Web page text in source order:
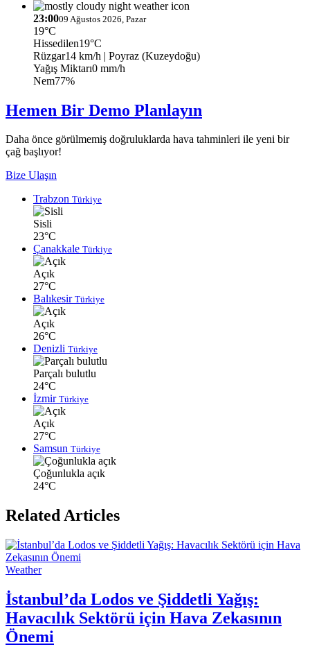
23:0009 Ağustos 2026, Pazar
19°C
Hissedilen19°C
Rüzgar14 km/h | Poyraz (Kuzeydoğu)
Yağış Miktarı0 mm/h
Nem77%
Hemen Bir Demo Planlayın
Daha önce görülmemiş doğruluklarda hava tahminleri ile yeni bir
çağ başlıyor!
Bize Ulaşın
Trabzon Türkiye
Sisli
23°C
Çanakkale Türkiye
Açık
27°C
Balıkesir Türkiye
Açık
26°C
Denizli Türkiye
Parçalı bulutlu
24°C
İzmir Türkiye
Açık
27°C
Samsun Türkiye
Çoğunlukla açık
24°C
Related Articles
Weather
İstanbul’da Lodos ve Şiddetli Yağış:
Havacılık Sektörü için Hava Zekasının
Önemi